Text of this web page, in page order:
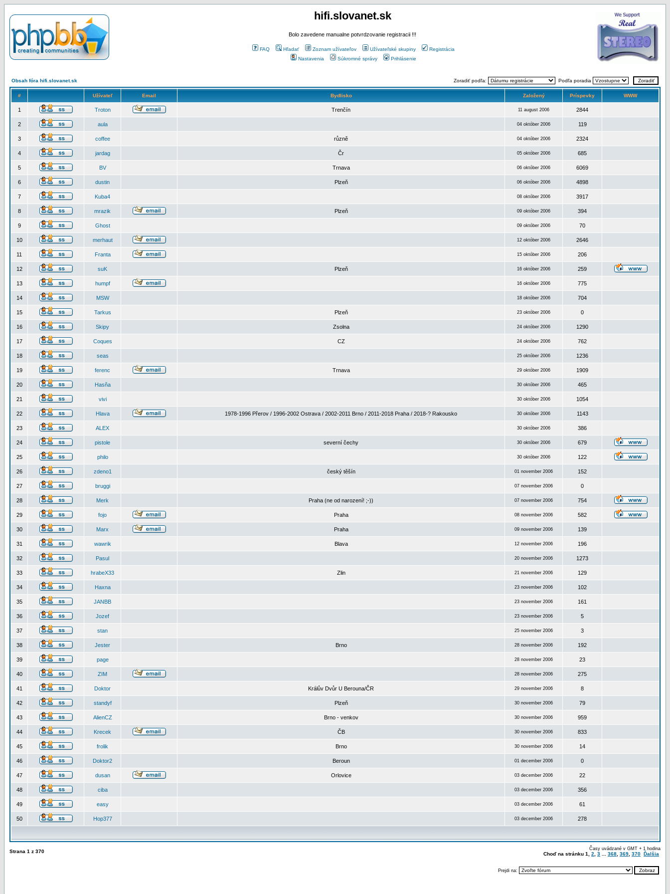
hifi.slovanet.sk
Bolo zavedene manualne potvrdzovanie registracii !!!
FAQ Hľadať Zoznam užívateľov Užívateľské skupiny
Registrácia
Nastavenia
Súkromné správy Prihlásenie
Obsah fóra hifi.slovanet.sk Zoradiť podľa: Podľa poradia
# Užívateľ Email Bydlisko Založený Príspevky WWW
1 Troton Trenčín 11 august 2006 2844
2 aula 04 október 2006 119
3 coffee různě 04 október 2006 2324
4 jardag Čr 05 október 2006 685
5 BV Trnava 06 október 2006 6069
6 dustin Plzeň 06 október 2006 4898
7 Kuba4 08 október 2006 3917
8 mrazik Plzeň 09 október 2006 394
9 Ghost 09 október 2006 70
10 merhaut 12 október 2006 2646
11 Franta 15 október 2006 206
12 suK Plzeň 16 október 2006 259
13 humpf 16 október 2006 775
14 MSW 18 október 2006 704
15 Tarkus Plzeň 23 október 2006 0
16 Skipy Zsolna 24 október 2006 1290
17 Coques CZ 24 október 2006 762
18 seas 25 október 2006 1236
19 ferenc Trnava 29 október 2006 1909
20 Hasňa 30 október 2006 465
21 vivi 30 október 2006 1054
22 Hlava 1978-1996 Přerov / 1996-2002 Ostrava / 2002-2011 Brno / 2011-2018 Praha / 2018-? Rakousko 30 október 2006 1143
23 ALEX 30 október 2006 386
24 pistole severní čechy 30 október 2006 679
25 philo 30 október 2006 122
26 zdeno1 český těšín 01 november 2006 152
27 bruggi 07 november 2006 0
28 Merk Praha (ne od narození! ;-)) 07 november 2006 754
29 fojo Praha 08 november 2006 582
30 Marx Praha 09 november 2006 139
31 wawrik Blava 12 november 2006 196
32 Pasul 20 november 2006 1273
33 hrabeX33 Zlin 21 november 2006 129
34 Haxna 23 november 2006 102
35 JANBB 23 november 2006 161
36 Jozef 23 november 2006 5
37 stan 25 november 2006 3
38 Jester Brno 28 november 2006 192
39 page 28 november 2006 23
40 ZIM 28 november 2006 275
41 Doktor Králův Dvůr U Berouna/ČR 29 november 2006 8
42 standyf Plzeň 30 november 2006 79
43 AlienCZ Brno - venkov 30 november 2006 959
44 Krecek ČB 30 november 2006 833
45 frolik Brno 30 november 2006 14
46 Doktor2 Beroun 01 december 2006 0
47 dusan Orlovice 03 december 2006 22
48 ciba 03 december 2006 356
49 easy 03 december 2006 61
50 Hop377 03 december 2006 278
Strana 1 z 370 Časy uvádzané v GMT + 1 hodina
Choď na stránku 1 2 3 368 369 370 Ďalšia
Prejdi na: